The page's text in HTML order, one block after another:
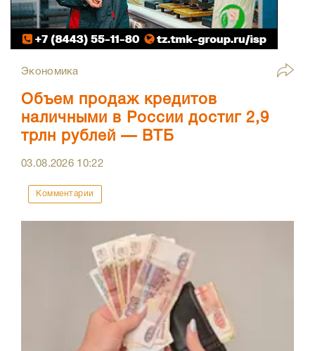
Экономика
Объем продаж кредитов
наличными в России достиг 2,9
трлн рублей — ВТБ
03.08.2026 10:22
Комментарии